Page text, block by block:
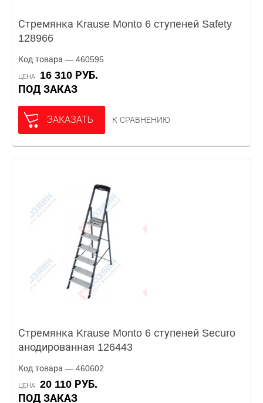
Стремянка Krause Monto 6 ступеней Safety
128966
Код товара — 460595
ЦЕНА
16 310 РУБ.
ПОД ЗАКАЗ
ЗАКАЗАТЬ К СРАВНЕНИЮ
Стремянка Krause Monto 6 ступеней Securo
анодированная 126443
Код товара — 460602
ЦЕНА
20 110 РУБ.
ПОД ЗАКАЗ